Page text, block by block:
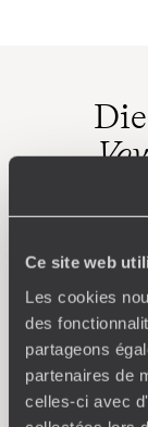
Ce site web
Les cookies
des
partageons
partenaires de
celles-ci avec